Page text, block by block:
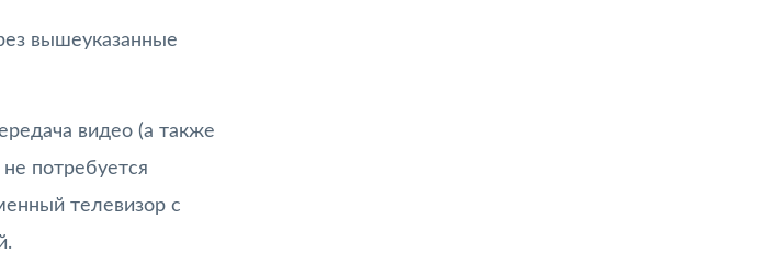
вышеуказанные
видео (а также
потребуется
телевизор с